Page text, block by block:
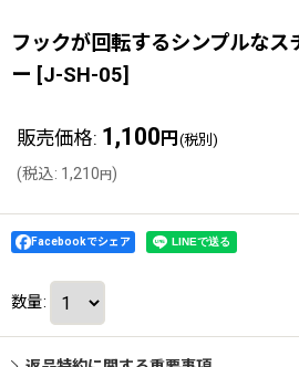
フックが回転するシンプルなス
ー [J-SH-05]
販売価格: 1,100 円 (税別)
(税込: 1,210円)
Facebookでシェア
数量: